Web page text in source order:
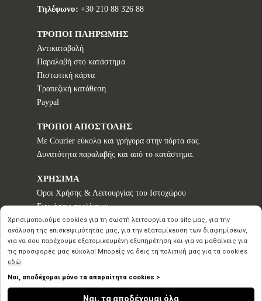
Τηλέφωνο: +30 210 88 326 88
ΤΡΟΠΟΙ ΠΛΗΡΩΜΗΣ
Αντικαταβολή
Παραλαβή στο κατάστημα
Πιστωτική κάρτα
Τραπεζική κατάθεση
Paypal
ΤΡΟΠΟΙ ΑΠΟΣΤΟΛΗΣ
Με Courier εύκολα και γρήγορα στην πόρτα σας.
Δυνατότητα παραλαβής και από το κατάστημα.
ΧΡΗΣΙΜΑ
Όροι Χρήσης & Λειτουργίας του Ιστοχώρου
Εγγυήσεις προϊόντων
Τρόποι παραγγελίας
Πολιτική επιστροφών - Δικαίωμα Υπαναχώρησης
Προστασία Προσωπικών Δεδομένων
Copyright © 2020 2026
Χρησιμοποιούμε cookies για τη σωστή λειτουργία του site μας, για την
ανάλυση της επισκεψιμότητάς μας, για την εξατομίκευση των διαφημίσεων,
για να σου παρέχουμε εξατομικευμένη εξυπηρέτηση και για να μαθαίνεις για
τις προσφορές μας εύκολα! Μπορείς να δεις τη πολιτική μας για τα cookies
εδώ.
Ναι, αποδέχομαι μόνο τα απαραίτητα cookies >
Ναι, τα αποδέχομαι όλα